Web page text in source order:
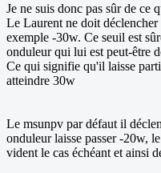
Je ne suis donc pas sûr de ce
Le Laurent ne doit
exemple -30w. Ce seuil est
onduleur qui lui est peut-être
Ce qui signifie qu'il laisse
atteindre 30w
Le msunpv par défaut il
onduleur laisse passer -20w,
vident le cas échéant et ainsi